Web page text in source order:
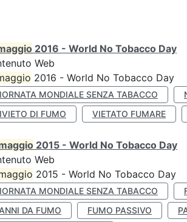
2016 - World No Tobacco Day
Web
2016 - World No Tobacco Day
MONDIALE SENZA TABACCO
DI FUMO
VIETATO FUMARE
2015 - World No Tobacco Day
Web
2015 - World No Tobacco Day
MONDIALE SENZA TABACCO
DA FUMO
FUMO PASSIVO